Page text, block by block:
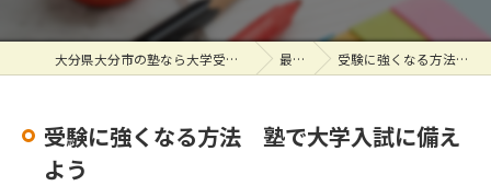
大分県大分市の塾なら大学受験専門塾 代ゼミサテライン予備校O.N.K 最新情報 受験に強くなる方法 塾で大学入試に備えよう
受験に強くなる方法 塾で大学入試に備え
よう